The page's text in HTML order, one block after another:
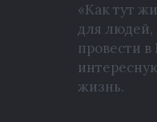
«Как тут
для людей,
провести
жизнь.